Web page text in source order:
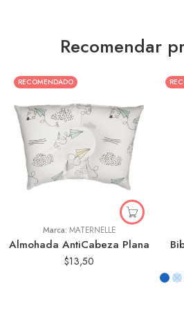
Recomendar
RECOMENDADO
Marca: MATERNELLE
Almohada AntiCabeza Plana
$13,50
Animales
Aviones de Papel
Estrellas